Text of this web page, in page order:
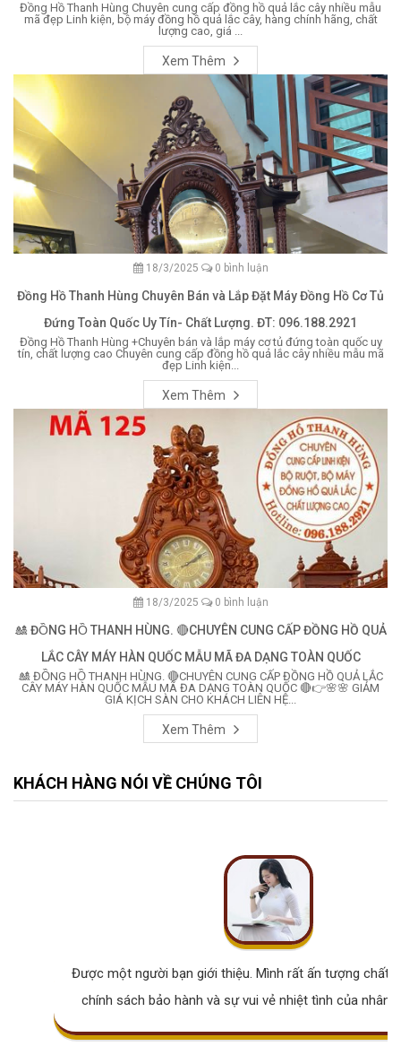
Đồng Hồ Thanh Hùng Chuyên cung cấp đồng hồ quả lắc cây nhiều mẫu
mã đẹp Linh kiện, bộ máy đồng hồ quả lắc cây, hàng chính hãng, chất
lượng cao, giá ...
Xem Thêm
18/3/2025 0 bình luận
Đồng Hồ Thanh Hùng Chuyên Bán và Lắp Đặt Máy Đồng Hồ Cơ Tủ
Đứng Toàn Quốc Uy Tín- Chất Lượng. ĐT: 096.188.2921
Đồng Hồ Thanh Hùng +Chuyên bán và lắp máy cơ tủ đứng toàn quốc uy
tín, chất lượng cao Chuyên cung cấp đồng hồ quả lắc cây nhiều mẫu mã
đẹp Linh kiện...
Xem Thêm
18/3/2025 0 bình luận
🎎 ĐỒNG HỒ THANH HÙNG. 🔴CHUYÊN CUNG CẤP ĐỒNG HỒ QUẢ
LẮC CÂY MÁY HÀN QUỐC MẪU MÃ ĐA DẠNG TOÀN QUỐC
🎎 ĐỒNG HỒ THANH HÙNG. 🔴CHUYÊN CUNG CẤP ĐỒNG HỒ QUẢ LẮC
CÂY MÁY HÀN QUỐC MẪU MÃ ĐA DẠNG TOÀN QUỐC 🔴👉🌸🌸 GIẢM
GIÁ KỊCH SÀN CHO KHÁCH LIÊN HỆ...
Xem Thêm
KHÁCH HÀNG NÓI VỀ CHÚNG TÔI
Được một người bạn giới thiệu. Mình rất ấn tượng chất
chính sách bảo hành và sự vui vẻ nhiệt tình của nhân